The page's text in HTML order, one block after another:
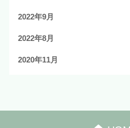
2022年9月
2022年8月
2020年11月